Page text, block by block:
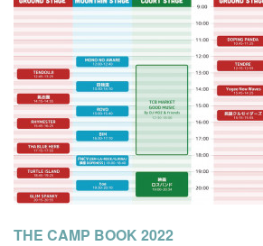
THE CAMP BOOK 2022